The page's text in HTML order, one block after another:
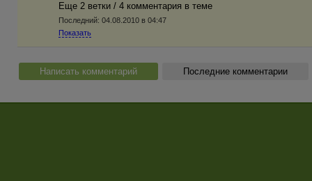
Еще 2 ветки / 4 комментария в темe
Последний: 04.08.2010 в 04:47
Показать
Написать комментарий Последние комментарии